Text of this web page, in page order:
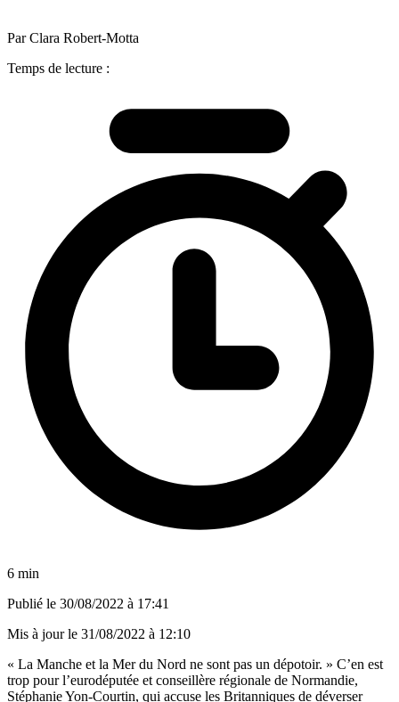
Par Clara Robert-Motta
Temps de lecture :
6 min
Publié le 30/08/2022 à 17:41
Mis à jour le 31/08/2022 à 12:10
« La Manche et la Mer du Nord ne sont pas un dépotoir. » C’en est
trop pour l’eurodéputée et conseillère régionale de Normandie,
Stéphanie Yon-Courtin, qui accuse les Britanniques de déverser